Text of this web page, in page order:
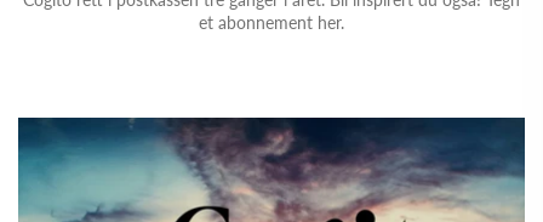
et abonnement her.